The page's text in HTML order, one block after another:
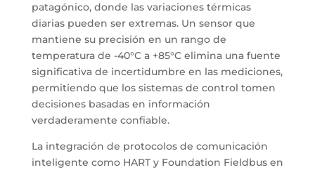
patagónico, donde las variaciones térmicas
diarias pueden ser extremas. Un sensor que
mantiene su precisión en un rango de
temperatura de -40°C a +85°C elimina una fuente
significativa de incertidumbre en las mediciones,
permitiendo que los sistemas de control tomen
decisiones basadas en información
verdaderamente confiable.
La integración de protocolos de comunicación
inteligente como HART y Foundation Fieldbus en